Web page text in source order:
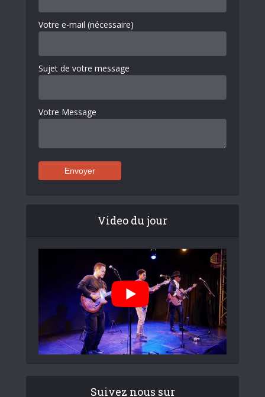
Votre e-mail (nécessaire)
Sujet de votre message
Votre Message
Video du jour
Suivez nous sur